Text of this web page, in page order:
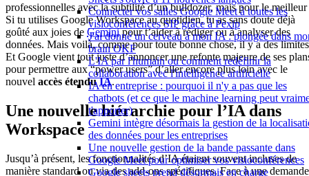
Connecter vos salles Google Meet à toutes les
visioconférences SIP grâce à Pexip
J'ai donné un cerveau à mon IA : plongée dans
brain OKF
L'IA par l'humain ou comment redéfinir la
collaboration avec l'intelligence artificielle
IA en entreprise : pourquoi il n'y a pas que les
chatbots (et ce que le machine learning peut
t'apporter)
Gemini intègre désormais la gestion de la
des données pour les entreprises
Une nouvelle gestion de la bande passante dans
Google Meet pour optimiser vos visioconférences
Google sheets prend désormais en charge
professionnelles avec la subtilité d’un bulldozer, mais pour le
Si tu utilises Google Workspace au quotidien, tu as sans doute déjà
goûté aux joies de Geminipour t’aider à rédiger ou à analyser des
données. Mais voilà, comme pour toute bonne chose, il y a des
Et Google vient tout juste d’annoncer une refonte majeure de ses
pour permettre aux “power users” d’aller encore plus loin avec le
nouvel accès étenduIA.
Une nouvelle hiérarchie pour l’IA dans
Workspace
Jusqu’à présent, les fonctionnalités d’IA étaient souvent incluses de
manière standard ou via des add-ons spécifiques. Face à une demande